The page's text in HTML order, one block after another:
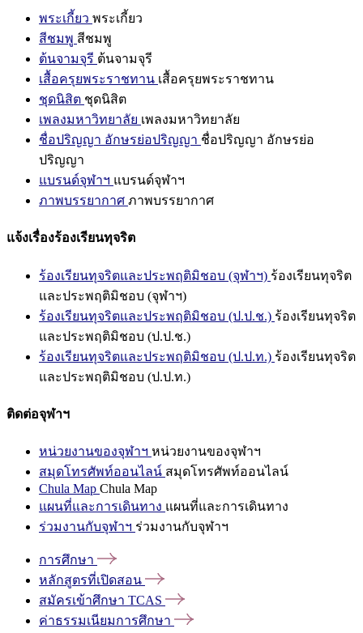
พระเกี้ยว พระเกี้ยว
สีชมพู สีชมพู
ต้นจามจุรี ต้นจามจุรี
เสื้อครุยพระราชทาน เสื้อครุยพระราชทาน
ชุดนิสิต ชุดนิสิต
เพลงมหาวิทยาลัย เพลงมหาวิทยาลัย
ชื่อปริญญา อักษรย่อปริญญา ชื่อปริญญา อักษรย่อ
ปริญญา
แบรนด์จุฬาฯ แบรนด์จุฬาฯ
ภาพบรรยากาศ ภาพบรรยากาศ
แจ้งเรื่องร้องเรียนทุจริต
ร้องเรียนทุจริตและประพฤติมิชอบ (จุฬาฯ) ร้องเรียนทุจริต
และประพฤติมิชอบ (จุฬาฯ)
ร้องเรียนทุจริตและประพฤติมิชอบ (ป.ป.ช.) ร้องเรียนทุจริต
และประพฤติมิชอบ (ป.ป.ช.)
ร้องเรียนทุจริตและประพฤติมิชอบ (ป.ป.ท.) ร้องเรียนทุจริต
และประพฤติมิชอบ (ป.ป.ท.)
ติดต่อจุฬาฯ
หน่วยงานของจุฬาฯ หน่วยงานของจุฬาฯ
สมุดโทรศัพท์ออนไลน์ สมุดโทรศัพท์ออนไลน์
Chula Map Chula Map
แผนที่และการเดินทาง แผนที่และการเดินทาง
ร่วมงานกับจุฬาฯ ร่วมงานกับจุฬาฯ
การศึกษา
หลักสูตรที่เปิดสอน
สมัครเข้าศึกษา TCAS
ค่าธรรมเนียมการศึกษา